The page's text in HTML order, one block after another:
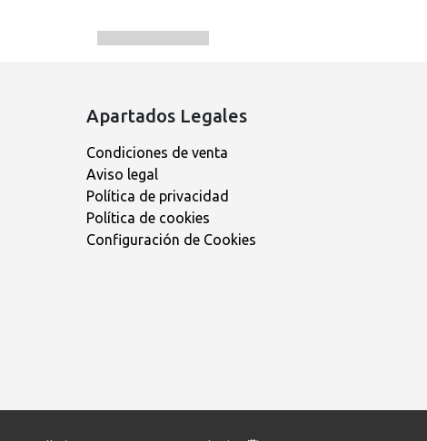
Apartados Legales
Condiciones de venta
Aviso legal
Política de privacidad
Política de cookies
Configuración de Cookies